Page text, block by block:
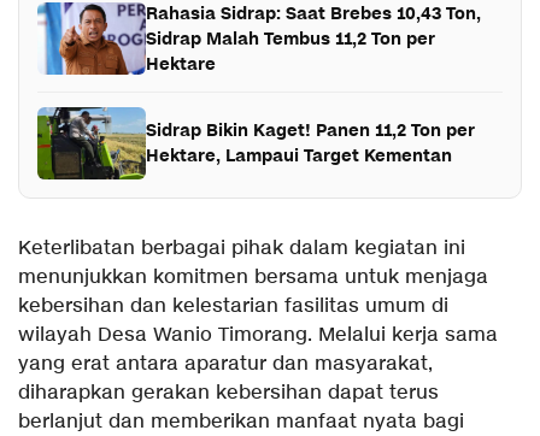
Rahasia Sidrap: Saat Brebes 10,43 Ton,
Sidrap Malah Tembus 11,2 Ton per
Hektare
Sidrap Bikin Kaget! Panen 11,2 Ton per
Hektare, Lampaui Target Kementan
Keterlibatan berbagai pihak dalam kegiatan ini
menunjukkan komitmen bersama untuk menjaga
kebersihan dan kelestarian fasilitas umum di
wilayah Desa Wanio Timorang. Melalui kerja sama
yang erat antara aparatur dan masyarakat,
diharapkan gerakan kebersihan dapat terus
berlanjut dan memberikan manfaat nyata bagi